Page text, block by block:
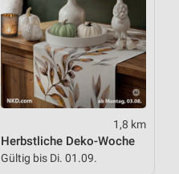
1,8 km
Herbstliche Deko-Woche
Gültig bis Di. 01.09.